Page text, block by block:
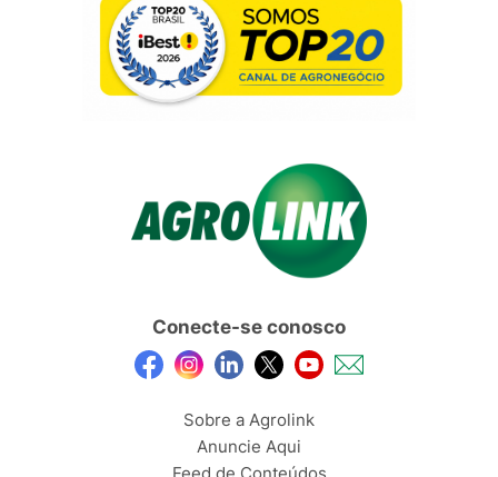
Conecte-se conosco
Sobre a Agrolink
Anuncie Aqui
Feed de Conteúdos